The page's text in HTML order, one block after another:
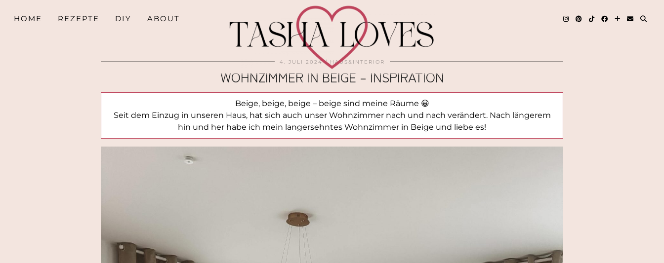
HOME REZEPTE DIY ABOUT
4. JULI 2024 HAUS&INTERIOR
WOHNZIMMER IN BEIGE – INSPIRATION
Beige, beige, beige – beige sind meine Räume 😀
Seit dem Einzug in unseren Haus, hat sich auch unser Wohnzimmer nach und nach verändert. Nach längerem
hin und her habe ich mein langersehntes Wohnzimmer in Beige und liebe es!